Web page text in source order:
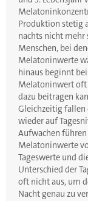
Produktion stetig
nachts nicht
Menschen, bei
Melatoninwerte
hinaus beginnt
Melatoninwert oft
dazu beitragen
Gleichzeitig
wieder auf
Aufwachen
Melatoninwerte
Tageswerte und
Unterschied der
oft nicht aus, um
Nacht genau zu